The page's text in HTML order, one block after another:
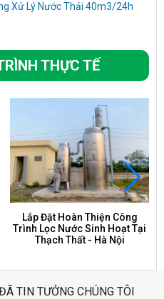
Xử Lý Nước Thải 40m3/24h
THỰC TẾ
Lắp Đặt Hoàn Thiện Công
Trình Lọc Nước Sinh Hoạt Tại
Thạch Thất - Hà Nội
TIN TƯỞNG CHÚNG TÔI